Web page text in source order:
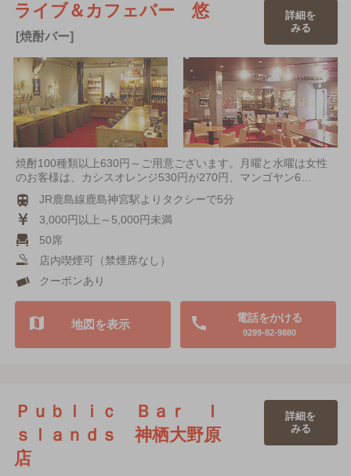
ライブ＆カフェバー 悠
[焼酎バー]
詳細を
みる
焼酎100種類以上630円～ご用意ございます。月曜と水曜は女性
のお客様は、カシスオレンジ530円が270円、マンゴヤン6…
JR鹿島線鹿島神宮駅よりタクシーで5分
3,000円以上～5,000円未満
50席
店内喫煙可（禁煙席なし）
クーポンあり
電話をかける
0299-82-9880
地図を表示
Ｐｕｂｌｉｃ Ｂａｒ Ｉ
ｓｌａｎｄｓ 神栖大野原
店
詳細を
みる